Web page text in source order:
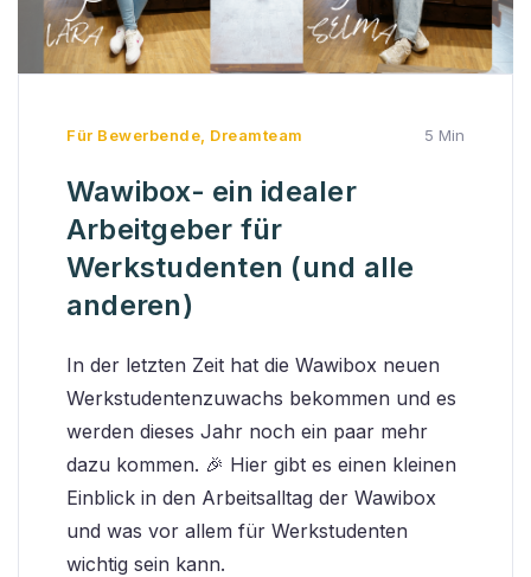
Für Bewerbende Dreamteam 5 Min
Wawibox- ein idealer
Arbeitgeber für
Werkstudenten (und alle
anderen)
In der letzten Zeit hat die Wawibox neuen
Werkstudentenzuwachs bekommen und es
werden dieses Jahr noch ein paar mehr
dazu kommen. 🎉 Hier gibt es einen kleinen
Einblick in den Arbeitsalltag der Wawibox
und was vor allem für Werkstudenten
wichtig sein kann.